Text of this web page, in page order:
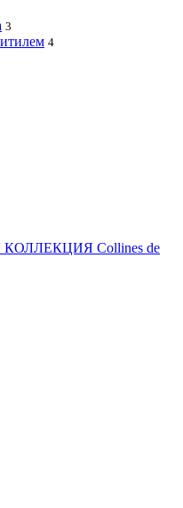
3
4
Collines de